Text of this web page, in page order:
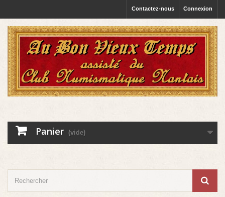
Connexion
Contactez-nous
Panier (vide)